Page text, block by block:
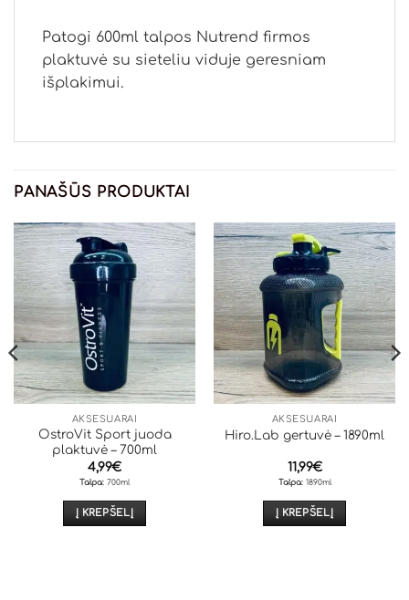
Patogi 600ml talpos Nutrend firmos
plaktuvė su sieteliu viduje geresniam
išplakimui.
PANAŠŪS PRODUKTAI
AKSESUARAI
OstroVit Sport juoda
plaktuvė – 700ml
4,99€
Talpa: 700ml
Į KREPŠELĮ
AKSESUARAI
Hiro.Lab gertuvė – 1890ml
11,99€
Talpa:1890ml
Į KREPŠELĮ